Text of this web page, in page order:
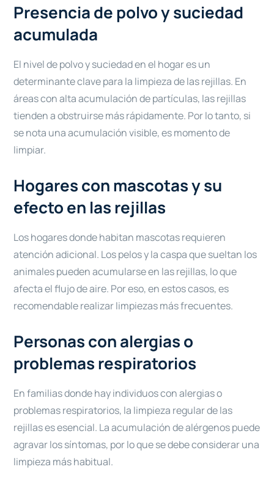
Presencia de polvo y suciedad
acumulada
El nivel de polvo y suciedad en el hogar es un
determinante clave para la limpieza de las rejillas. En
áreas con alta acumulación de partículas, las rejillas
tienden a obstruirse más rápidamente. Por lo tanto, si
se nota una acumulación visible, es momento de
limpiar.
Hogares con mascotas y su
efecto en las rejillas
Los hogares donde habitan mascotas requieren
atención adicional. Los pelos y la caspa que sueltan los
animales pueden acumularse en las rejillas, lo que
afecta el flujo de aire. Por eso, en estos casos, es
recomendable realizar limpiezas más frecuentes.
Personas con alergias o
problemas respiratorios
En familias donde hay individuos con alergias o
problemas respiratorios, la limpieza regular de las
rejillas es esencial. La acumulación de alérgenos puede
agravar los síntomas, por lo que se debe considerar una
limpieza más habitual.